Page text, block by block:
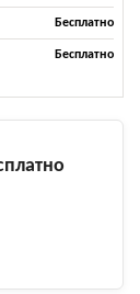
Бесплатно
Бесплатно